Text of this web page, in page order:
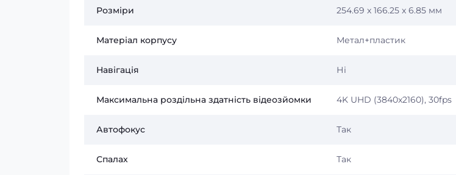
Розміри 254.69 x 166.25 x 6.85 мм
Матеріал корпусу Метал+пластик
Навігація Ні
Максимальна роздільна здатність відеозйомки 4K UHD (3840x2160), 30fps
Автофокус Так
Спалах Так